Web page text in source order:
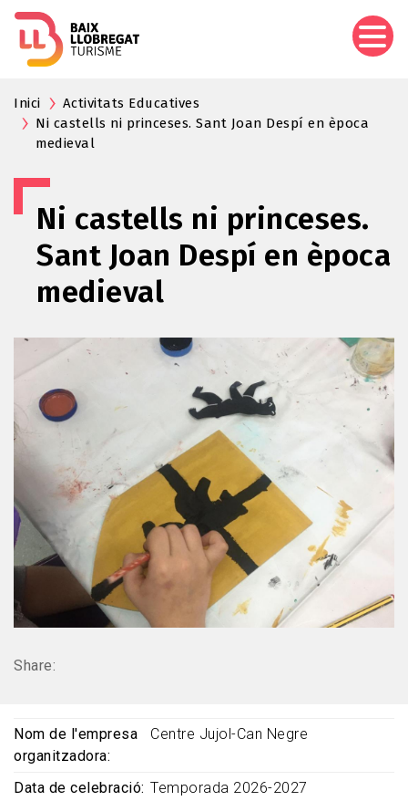
Inici
Activitats Educatives
Ni castells ni princeses. Sant Joan Despí en època
medieval
Ni castells ni princeses.
Sant Joan Despí en època
medieval
Share:
Nom de l'empresa
organitzadora
Centre Jujol-Can Negre
Data de celebració Temporada 2026-2027